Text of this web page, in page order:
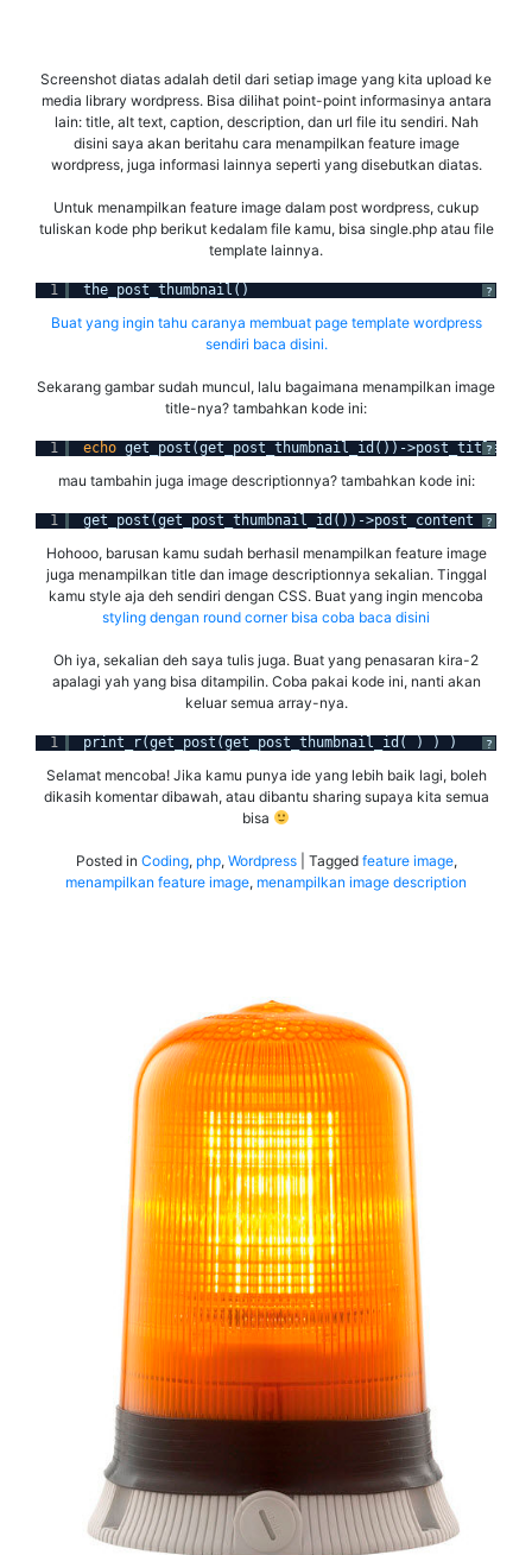
Screenshot diatas adalah detil dari setiap image yang kita upload ke
media library wordpress. Bisa dilihat point-point informasinya antara
lain: title, alt text, caption, description, dan url file itu sendiri. Nah
disini saya akan beritahu cara menampilkan feature image
wordpress, juga informasi lainnya seperti yang disebutkan diatas.
Untuk menampilkan feature image dalam post wordpress, cukup
tuliskan kode php berikut kedalam file kamu, bisa single.php atau file
template lainnya.
?
1 the_post_thumbnail()
Buat yang ingin tahu caranya membuat page template wordpress
sendiri baca disini.
Sekarang gambar sudah muncul, lalu bagaimana menampilkan image
title-nya? tambahkan kode ini:
?
1 echo get_post(get_post_thumbnail_id())->post_title
mau tambahin juga image descriptionnya? tambahkan kode ini:
?
1 get_post(get_post_thumbnail_id())->post_content
Hohooo, barusan kamu sudah berhasil menampilkan feature image
juga menampilkan title dan image descriptionnya sekalian. Tinggal
kamu style aja deh sendiri dengan CSS. Buat yang ingin mencoba
styling dengan round corner bisa coba baca disini
Oh iya, sekalian deh saya tulis juga. Buat yang penasaran kira-2
apalagi yah yang bisa ditampilin. Coba pakai kode ini, nanti akan
keluar semua array-nya.
?
1 print_r(get_post(get_post_thumbnail_id( ) ) )
Selamat mencoba! Jika kamu punya ide yang lebih baik lagi, boleh
dikasih komentar dibawah, atau dibantu sharing supaya kita semua
bisa
Posted in Coding, php, Wordpress| Tagged feature image,
menampilkan feature image, menampilkan image description